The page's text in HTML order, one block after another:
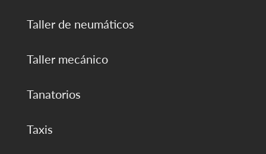
Taller de neumáticos
Taller mecánico
Tanatorios
Taxis